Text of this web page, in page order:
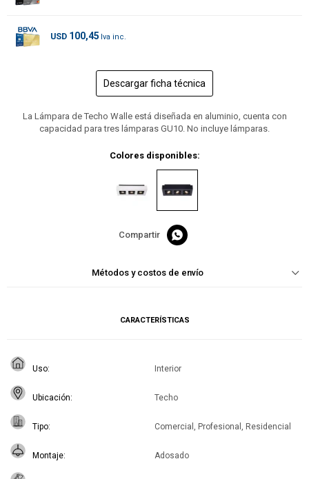
USD 100,45
Descargar ficha técnica
La Lámpara de Techo Walle está diseñada en aluminio, cuenta con
capacidad para tres lámparas GU10. No incluye lámparas.
Colores disponibles:

Métodos y costos de envío
CARACTERÍSTICAS
Uso Interior
Ubicación Techo
Tipo Comercial, Profesional, Residencial
Montaje Adosado